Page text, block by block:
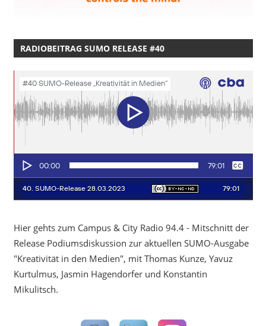
RADIOBEITRAG SUMO RELEASE #40
Hier gehts zum Campus & City Radio 94.4 - Mitschnitt der
Release Podiumsdiskussion zur aktuellen SUMO-Ausgabe
"Kreativität in den Medien", mit Thomas Kunze, Yavuz
Kurtulmus, Jasmin Hagendorfer und Konstantin
Mikulitsch.